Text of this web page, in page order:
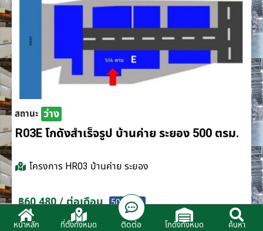
สถานะ ว่าง
R03E โกดังสำเร็จรูป บ้านค่าย ระยอง 500 ตรม.
โครงการ HR03 บ้านค่าย ระยอง
฿60,480 / ต่อเดือน 500 ตรม.
หน้าหลัก ที่ตั้งทั้งหมด ติดต่อ โกดังทั้งหมด ค้นหา